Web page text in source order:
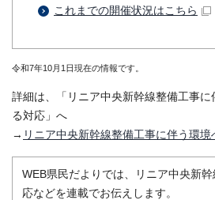
これまでの開催状況はこちら
令和7年10月1日現在の情報です。
詳細は、「リニア中央新幹線整備工事
る対応」へ
→ リニア中央新幹線整備工事に伴う環
WEB県民だよりでは、リニア中央新
応などを連載でお伝えします。